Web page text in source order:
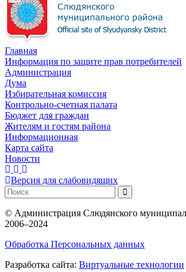
Главная
Информация по защите прав потребителей
Администрация
Дума
Избирательная комиссия
Контрольно-счетная палата
Бюджет для граждан
Жителям и гостям района
Информационная
Карта сайта
Новости
Версия для слабовидящих
© Администрация Слюдянского
2006–2024
Обработка Персональных данных
Разработка сайта: Виртуальные технологии